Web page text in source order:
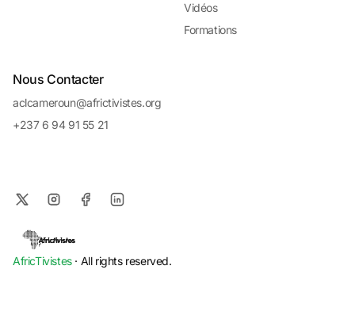
Vidéos
Formations
Nous Contacter
aclcameroun@africtivistes.org
+237 6 94 91 55 21
AfricTivistes· All rights reserved.